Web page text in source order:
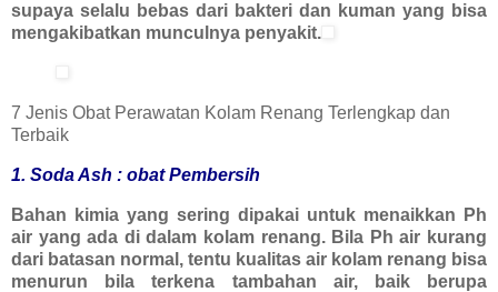
supaya selalu bebas dari bakteri dan kuman yang bisa
mengakibatkan munculnya penyakit.
7 Jenis Obat Perawatan Kolam Renang Terlengkap dan
Terbaik
1. Soda Ash : obat Pembersih
Bahan kimia yang sering dipakai untuk menaikkan Ph
air yang ada di dalam kolam renang. Bila Ph air kurang
dari batasan normal, tentu kualitas air kolam renang bisa
menurun bila terkena tambahan air, baik berupa